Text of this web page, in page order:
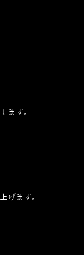
ます。
げます。